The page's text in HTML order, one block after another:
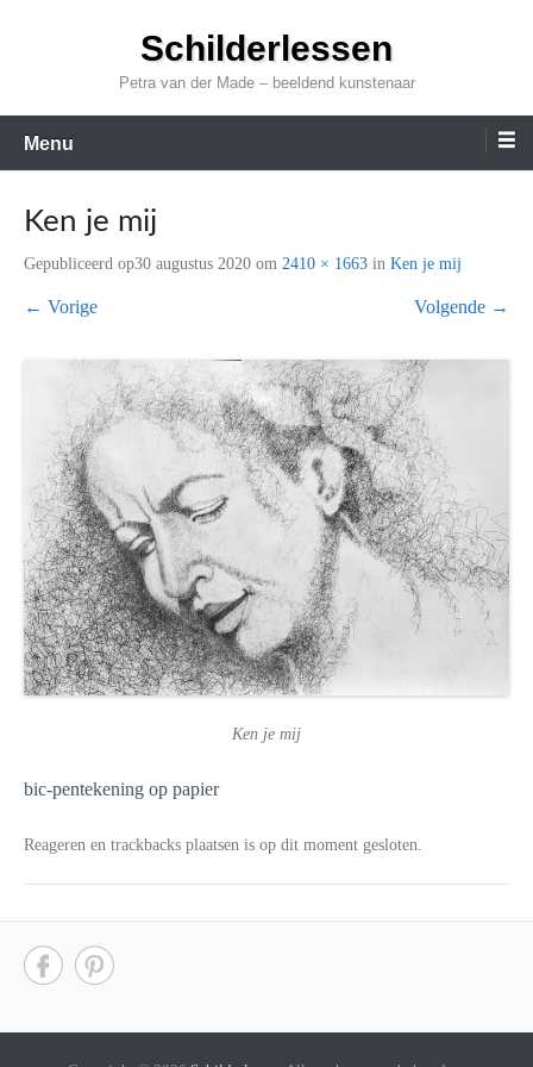
inhoud
Schilderlessen
Petra van der Made – beeldend kunstenaar
Menu
Ken je mij
Gepubliceerd op30 augustus 2020 om 2410 × 1663 in Ken je mij
← Vorige Volgende →
Ken je mij
bic-pentekening op papier
Reageren en trackbacks plaatsen is op dit moment gesloten.